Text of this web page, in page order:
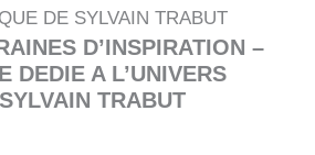
DE SYLVAIN TRABUT
D’INSPIRATION –
DEDIE A L’UNIVERS
TRABUT